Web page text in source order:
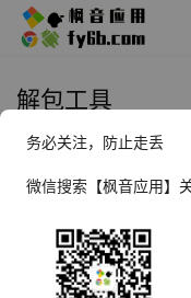
解包工具
务必关注，防止走丢
微信搜索【枫音应用】